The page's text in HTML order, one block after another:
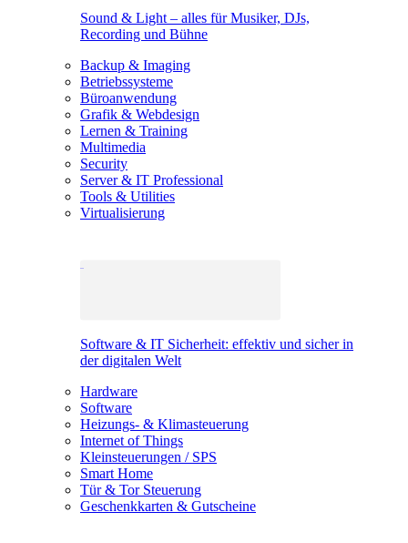
Sound & Light – alles für Musiker, DJs,
Recording und Bühne
Backup & Imaging
Betriebssysteme
Büroanwendung
Grafik & Webdesign
Lernen & Training
Multimedia
Security
Server & IT Professional
Tools & Utilities
Virtualisierung
Software & IT Sicherheit: effektiv und sicher in
der digitalen Welt
Hardware
Software
Heizungs- & Klimasteuerung
Internet of Things
Kleinsteuerungen / SPS
Smart Home
Tür & Tor Steuerung
Geschenkkarten & Gutscheine